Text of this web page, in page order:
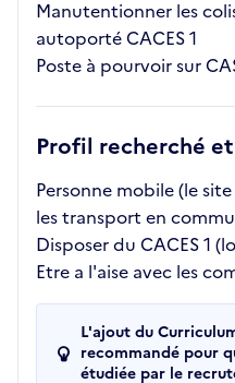
Manutentionner les
autoporté CACES 1
Poste à pourvoir sur
Profil recherché
Personne mobile (le
les transport en
Disposer du CACES 1
Etre a l'aise avec les
L'ajout du
recommandé pour
étudiée par le